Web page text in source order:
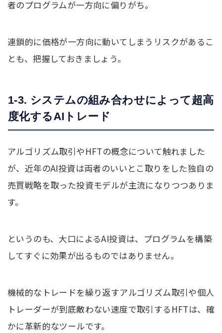
者のプログラムが一方向に偏りがち。
連鎖的に価格が一方向に動いてしまうリスクがあるこ
とも、把握しておきましょう。
1-3. システムの組み合わせによって超高
度化するAIトレード
アルゴリズム取引やHFTの概念について触れました
が、近年のAI投資は両者のいいとこ取りをした独自の
売買戦略を取った投資モデルが主流になりつつありま
す。
というのも、大口によるAI投資は、プログラムを構築
してすぐに効果が出るものではありません。
機械的なトレードを繰り返すアルゴリズム取引や個人
トレーダーが到底敵わない速度で取引するHFTは、確
かに革新的なツールです。